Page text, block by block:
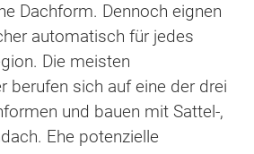
Dachform. Dennoch eignen
automatisch für jedes
Die meisten
berufen sich auf eine der drei
und bauen mit Sattel-,
Ehe potenzielle